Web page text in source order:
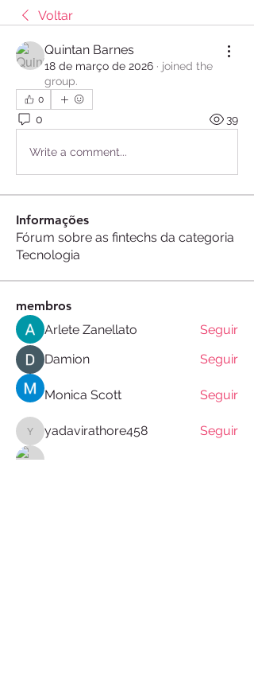
Voltar
Quintan Barnes
18 de março de 2026 · joined the
group.
0
0 39
Write a comment...
Informações
Fórum sobre as fintechs da categoria
Tecnologia
membros
Arlete Zanellato
Seguir
Damion
Seguir
Monica Scott Seguir
yadavirathore458
yadavirathore458 Seguir